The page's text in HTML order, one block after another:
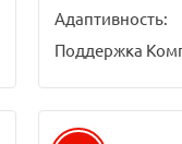
Адаптивность:
Поддержка